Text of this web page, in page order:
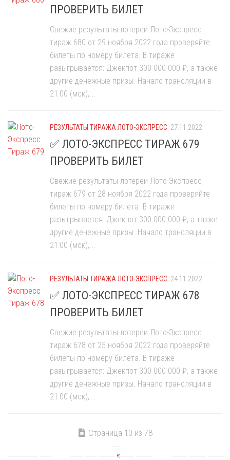
ПРОВЕРИТЬ БИЛЕТ
Свежие результаты лотереи Лото-Экспресс
тираж 680 от 29 ноября 2022 года проверяйте
билеты по номеру билета. В тираже
разыгрывается: Джекпот 300 000 000 ₽, а также
другие денежные призы. Начало трансляции в
21:00 (мск),...
РЕЗУЛЬТАТЫ ТИРАЖА ЛОТО-ЭКСПРЕСС 27.11.2022
✅ ЛОТО-ЭКСПРЕСС ТИРАЖ 679
ПРОВЕРИТЬ БИЛЕТ
Свежие результаты лотереи Лото-Экспресс
тираж 679 от 28 ноября 2022 года проверяйте
билеты по номеру билета. В тираже
разыгрывается: Джекпот 300 000 000 ₽, а также
другие денежные призы. Начало трансляции в
21:00 (мск),...
РЕЗУЛЬТАТЫ ТИРАЖА ЛОТО-ЭКСПРЕСС 24.11.2022
✅ ЛОТО-ЭКСПРЕСС ТИРАЖ 678
ПРОВЕРИТЬ БИЛЕТ
Свежие результаты лотереи Лото-Экспресс
тираж 678 от 25 ноября 2022 года проверяйте
билеты по номеру билета. В тираже
разыгрывается: Джекпот 300 000 000 ₽, а также
другие денежные призы. Начало трансляции в
21:00 (мск),...
Страница 10 из 78
«